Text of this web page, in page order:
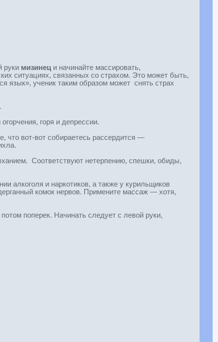
руки мизинец и начинайте массировать,
ситуациях, связанных со страхом. Это может быть,
язык», ученик таким образом может снять страх
горя и депрессии.
что вот-вот собираетесь рассердится —
Соответствуют нетерпению, спешки, обиды,
алкоголя и наркотиков, а также у курильщиков
комок нервов. Примените массаж — хотя,
поперек. Начинать следует с левой руки,